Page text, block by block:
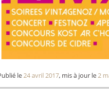
le24 avril 2017, mis à jour le2